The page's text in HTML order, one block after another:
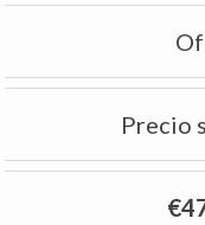
Precio